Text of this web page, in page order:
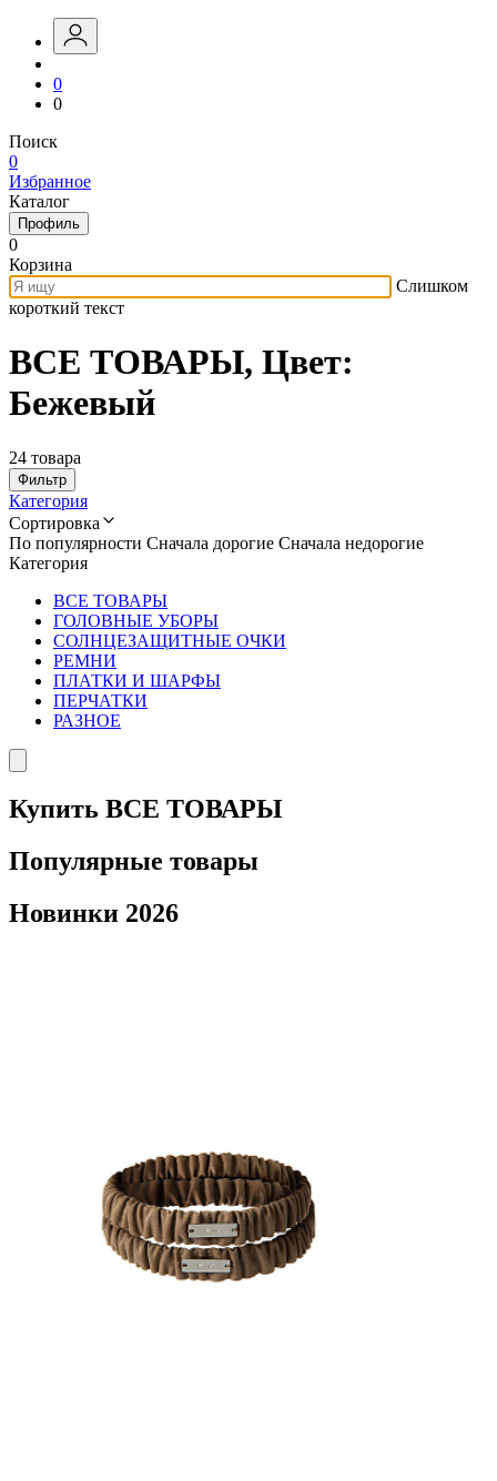
0
0
Поиск
0
Избранное
Каталог
Профиль
0
Корзина
Слишком
короткий текст
ВСЕ ТОВАРЫ, Цвет:
Бежевый
24 товара
Фильтр
Категория
Сортировка
По популярности Сначала дорогие Сначала недорогие
Категория
ВСЕ ТОВАРЫ
ГОЛОВНЫЕ УБОРЫ
СОЛНЦЕЗАЩИТНЫЕ ОЧКИ
РЕМНИ
ПЛАТКИ И ШАРФЫ
ПЕРЧАТКИ
РАЗНОЕ
Купить ВСЕ ТОВАРЫ
Популярные товары
Новинки 2026